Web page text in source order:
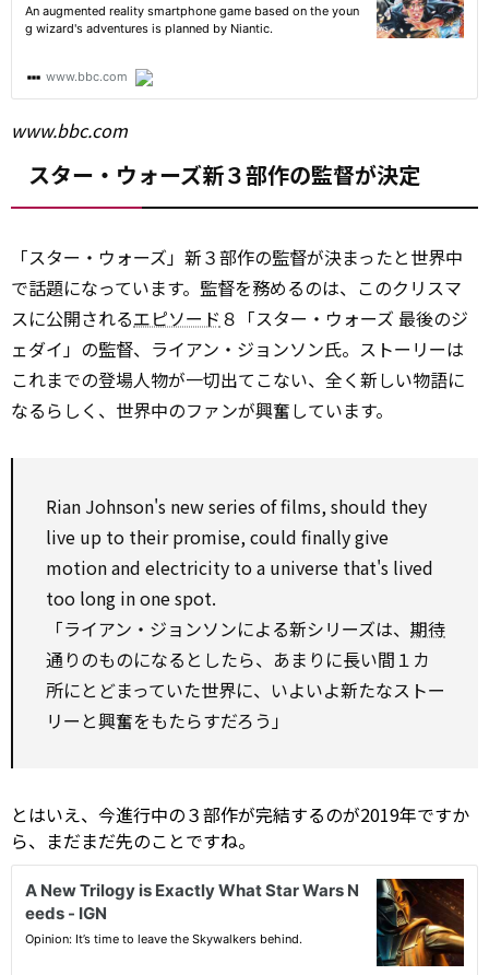
www.bbc.com
スター・ウォーズ新３部作の監督が決定
「スター・ウォーズ」新３部作の監督が決まったと世界中
で話題になっています。監督を務めるのは、このクリスマ
スに公開されるエピソード ８「スター・ウォーズ 最後のジ
ェダイ」の監督、ライアン・ジョンソン氏。ストーリーは
これまでの登場人物が一切出てこない、全く新しい物語に
なるらしく、世界中のファンが興奮しています。
Rian Johnson's new series of films,should they
live up to their promise, could finally give
motion and electricity toa universe that's lived
too long in one spot.
「ライアン・ジョンソンによる新シリーズは、 期待
通りのものになるとしたら、あまりに長い間１カ
所にとどまっていた世界に、いよいよ新たなストー
リーと興奮をもたらすだろう」
とはいえ、今進行中の３部作が完結するのが2019年ですか
ら、まだまだ先のことですね。